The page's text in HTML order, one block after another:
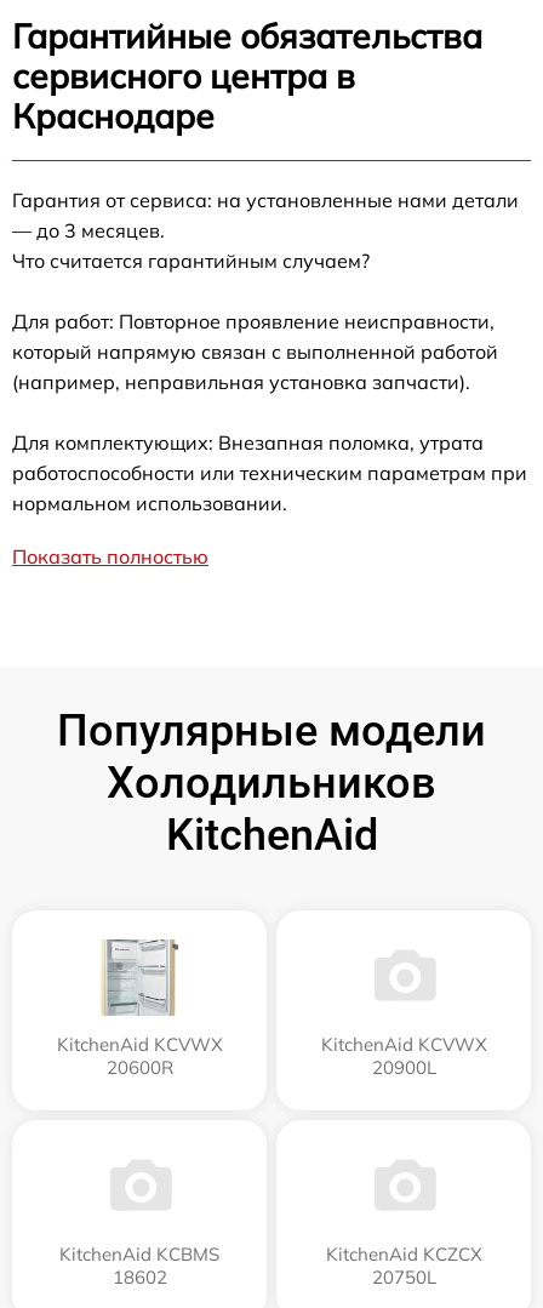
Гарантийные обязательства
сервисного центра в
Краснодаре
Гарантия от сервиса: на установленные нами детали
— до 3 месяцев.
Что считается гарантийным случаем?
Для работ: Повторное проявление неисправности,
который напрямую связан с выполненной работой
(например, неправильная установка запчасти).
Для комплектующих: Внезапная поломка, утрата
работоспособности или техническим параметрам при
нормальном использовании.
Показать полностью
Популярные модели
Холодильников
KitchenAid
KitchenAid KCVWX
20600R
KitchenAid KCVWX
20900L
KitchenAid KCBMS
18602
KitchenAid KCZCX
20750L